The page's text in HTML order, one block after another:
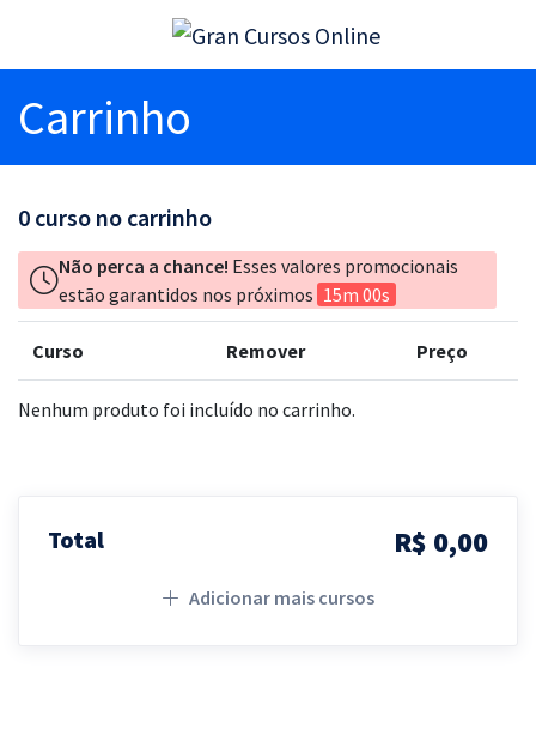
Carrinho
0 curso no carrinho
Não perca a chance! Esses valores promocionais
estão garantidos nos próximos 15m 00s
Curso Remover Preço
Nenhum produto foi incluído no carrinho.
Total R$ 0,00
Adicionar mais cursos